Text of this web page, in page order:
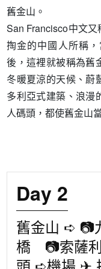
舊金山。
San Francisco中文
掏金的中國人所稱
後，這裡就被稱為舊
冬暖夏涼的天候、蔚
多利亞式建築、浪漫
人碼頭，都使舊金山
Day 2
舊金山 ➪
橋 📷索薩